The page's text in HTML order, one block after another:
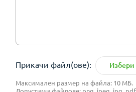
Прикачи файл(ове):
Максимален размер на файла: 10 МБ.